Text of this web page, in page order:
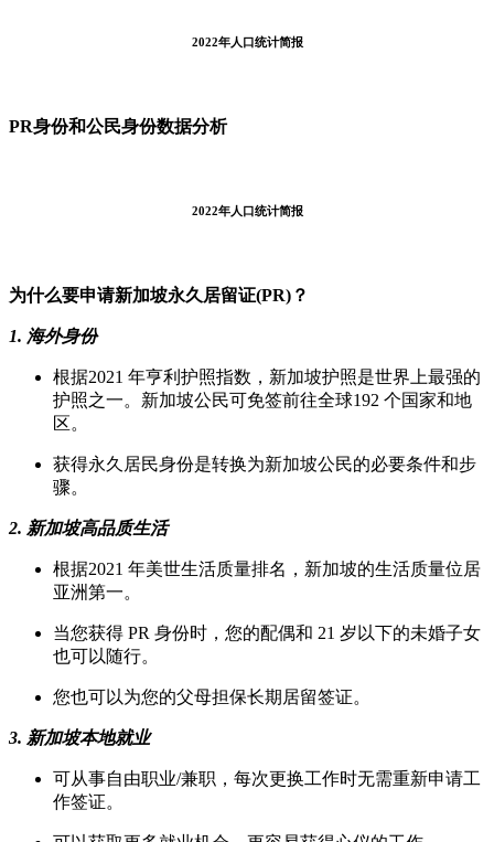
2022年人口统计简报
PR身份和公民身份数据分析
2022年人口统计简报
为什么要申请新加坡永久居留证(PR)？
1. 海外身份
根据2021 年亨利护照指数，新加坡护照是世界上最强的
护照之一。新加坡公民可免签前往全球192 个国家和地
区。
获得永久居民身份是转换为新加坡公民的必要条件和步
骤。
2. 新加坡高品质生活
根据2021 年美世生活质量排名，新加坡的生活质量位居
亚洲第一。
当您获得 PR 身份时，您的配偶和 21 岁以下的未婚子女
也可以随行。
您也可以为您的父母担保长期居留签证。
3. 新加坡本地就业
可从事自由职业/兼职，每次更换工作时无需重新申请工
作签证。